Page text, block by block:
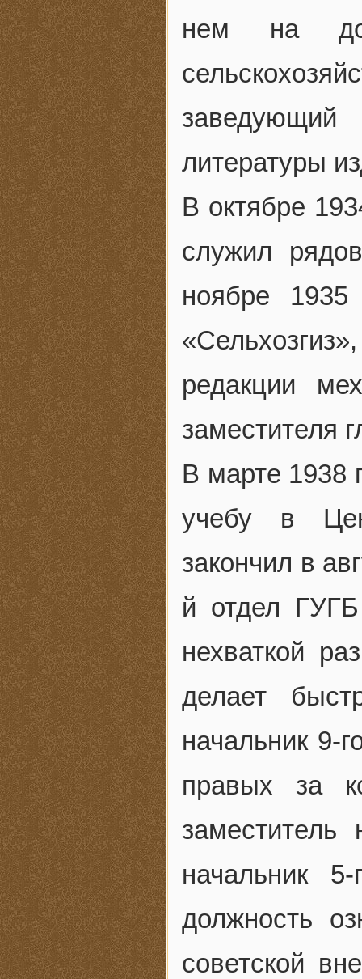
нем на
литературы
В октябре
служил
ноябре
редакции
заместителя
В марте 1938
учебу в
закончил в
й отдел
нехваткой
делает
начальник 9-
правых за
начальник
должность
советской